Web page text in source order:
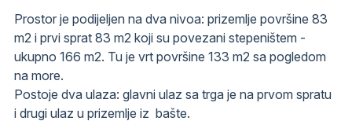
Prostor je podijeljen na dva nivoa: prizemlje površine 83
m2 i prvi sprat 83 m2 koji su povezani stepeništem -
ukupno 166 m2. Tu je vrt površine 133 m2 sa pogledom
na more.
Postoje dva ulaza: glavni ulaz sa trga je na prvom spratu
i drugi ulaz u prizemlje iz bašte.